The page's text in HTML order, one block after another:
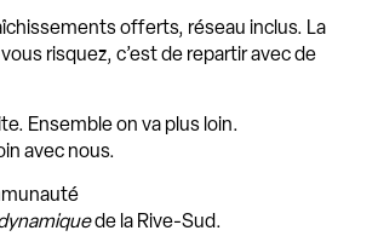
offerts, réseau inclus. La
risquez, c’est de repartir avec de
Ensemble on va plus loin.
avec nous.
de la Rive-Sud.